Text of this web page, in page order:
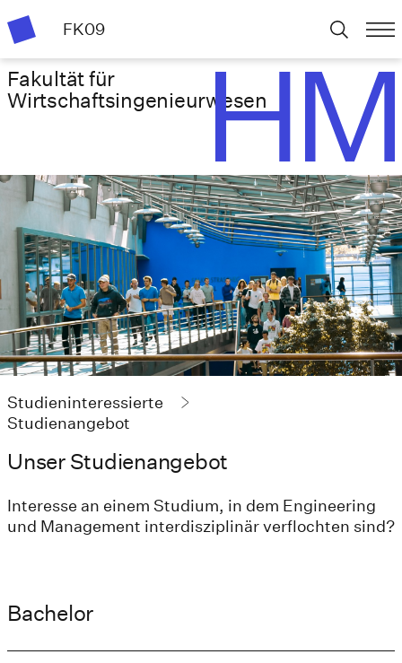
FK09
Fakultät für
Wirtschafts­ingenieurwesen
Studieninteressierte
Studienangebot
Unser Studienangebot
Interesse an einem Studium, in dem Engineering
und Management interdisziplinär verflochten sind?
Bachelor